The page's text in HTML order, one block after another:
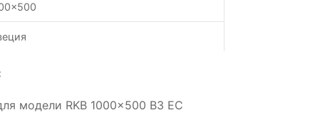
модели RKB 1000x500 B3 EC